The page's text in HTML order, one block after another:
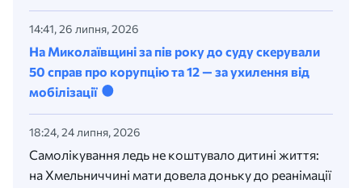
14:41, 26 липня, 2026
На Миколаївщині за пів року до суду скерували
50 справ про корупцію та 12 — за ухилення від
мобілізації
18:24, 24 липня, 2026
Самолікування ледь не коштувало дитині життя:
на Хмельниччині мати довела доньку до реанімації